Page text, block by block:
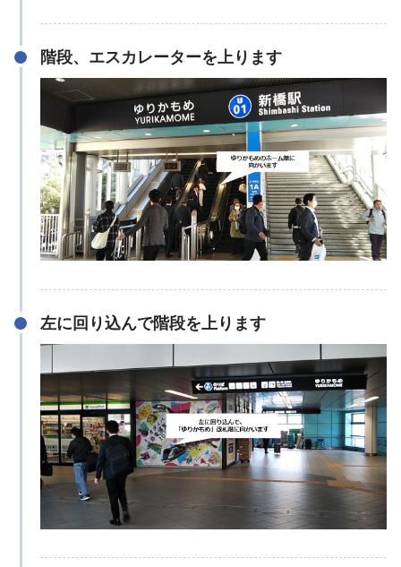
階段、エスカレーターを上ります
左に回り込んで階段を上ります